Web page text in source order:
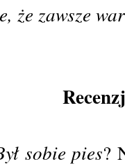
że zawsze
sobie pies?